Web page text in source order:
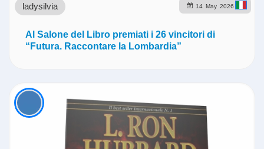
14 May 2026
ladysilvia
Al Salone del Libro premiati i 26 vincitori di
“Futura. Raccontare la Lombardia”